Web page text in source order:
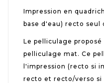
Impression en
base d'eau) recto seul
Le pelliculage
pelliculage mat. Ce
l'impression (recto si
recto et recto/verso si